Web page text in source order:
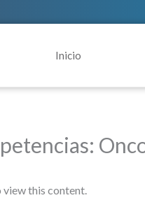
Inicio
this content.